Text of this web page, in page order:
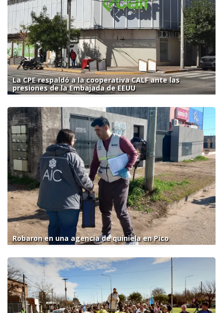
La CPE respaldó a la cooperativa CALF ante las
presiones de la Embajada de EEUU
Robaron en una agencia de quiniela en Pico